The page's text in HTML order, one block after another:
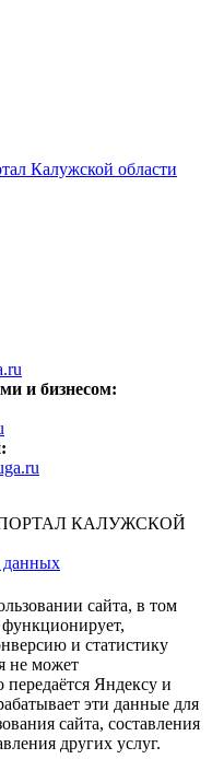
и бизнесом:
ПОРТАЛ КАЛУЖСКОЙ
данных
сайта, в том
функционирует,
и статистику
не может
передаётся Яндексу и
эти данные для
сайта, составления
других услуг.